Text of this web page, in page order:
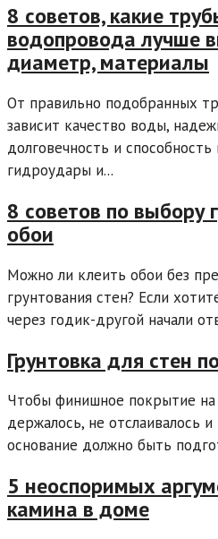
8 советов, какие
водопровода лучше
диаметр, материалы
От правильно подобранных
зависит качество воды,
долговечность и
гидроудары и...
8 советов по выбору
обои
Можно ли клеить обои без
грунтования стен? Если
через годик-другой начали
Грунтовка для стен
Чтобы финишное покрытие на
держалось, не отслаивалось и
основание должно быть
5 неоспоримых
камина в доме